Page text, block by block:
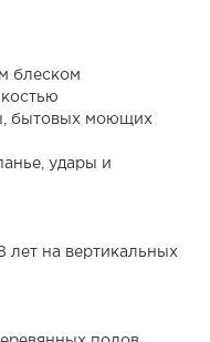
блеском
бытовых моющих
удары и
лет на вертикальных